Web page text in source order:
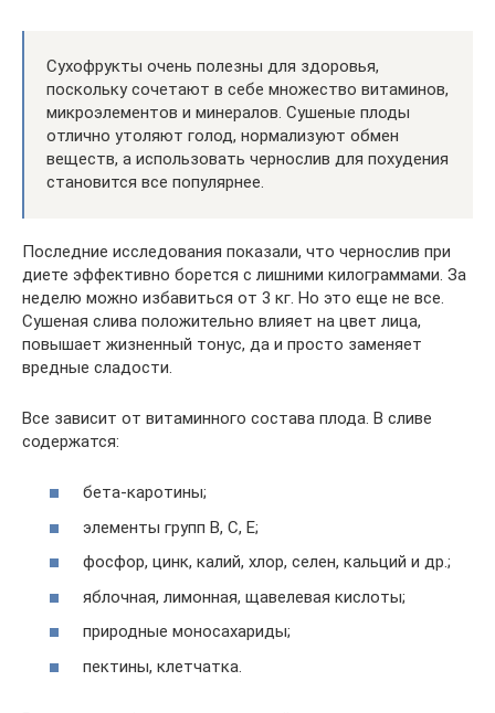
Сухофрукты очень полезны для здоровья,
поскольку сочетают в себе множество витаминов,
микроэлементов и минералов. Сушеные плоды
отлично утоляют голод, нормализуют обмен
веществ, а использовать чернослив для похудения
становится все популярнее.
Последние исследования показали, что чернослив при
диете эффективно борется с лишними килограммами. За
неделю можно избавиться от 3 кг. Но это еще не все.
Сушеная слива положительно влияет на цвет лица,
повышает жизненный тонус, да и просто заменяет
вредные сладости.
Все зависит от витаминного состава плода. В сливе
содержатся:
бета-каротины;
элементы групп B, C, E;
фосфор, цинк, калий, хлор, селен, кальций и др.;
яблочная, лимонная, щавелевая кислоты;
природные моносахариды;
пектины, клетчатка.